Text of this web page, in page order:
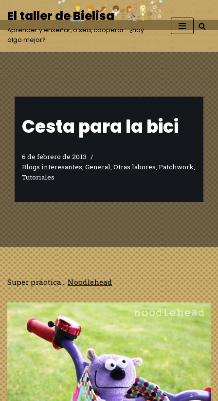
Saltar
al
contenido
El taller de Bielisa
Aprender y enseñar, o sea, cooperar… ¿hay
algo mejor?
Cesta para la bici
6 de febrero de 2013
Blogs interesantes, General, Otras labores, Patchwork,
Tutoriales
Super práctica…Noodlehead